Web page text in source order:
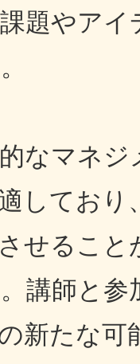
題やア
なマネ
してお
せるこ
講師と
新たな可